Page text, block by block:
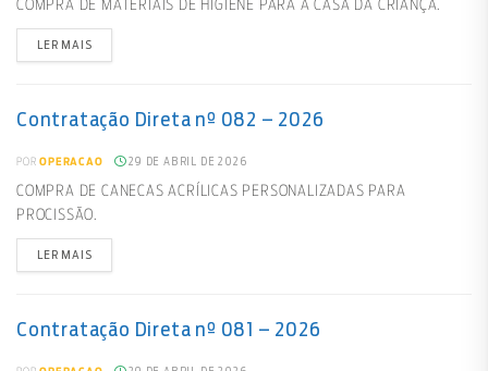
COMPRA DE MATERIAIS DE HIGIENE PARA A CASA DA CRIANÇA.
LER MAIS
Contratação Direta nº 082 – 2026
POR OPERACAO 29 DE ABRIL DE 2026
COMPRA DE CANECAS ACRÍLICAS PERSONALIZADAS PARA
PROCISSÃO.
LER MAIS
Contratação Direta nº 081 – 2026